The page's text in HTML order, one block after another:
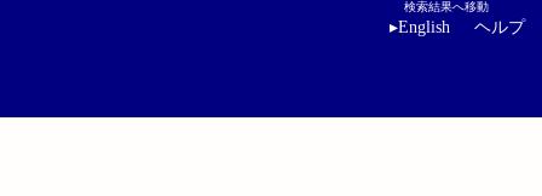
検索結果へ移動
▸English ヘルプ